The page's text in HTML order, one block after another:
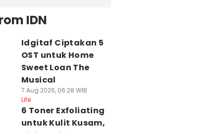
IDN
Idgitaf Ciptakan 5
OST untuk Home
Sweet Loan The
Musical
7 Aug 2026, 06:28 WIB
Life
6 Toner Exfoliating
untuk Kulit Kusam,